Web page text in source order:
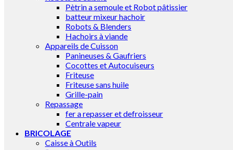
Pètrin a semoule et Robot pâtissier
batteur mixeur hachoir
Robots & Blenders
Hachoirs à viande
Appareils de Cuisson
Panineuses & Gaufriers
Cocottes et Autocuiseurs
Friteuse
Friteuse sans huile
Grille-pain
Repassage
fer a repasser et defroisseur
Centrale vapeur
BRICOLAGE
Caisse à Outils